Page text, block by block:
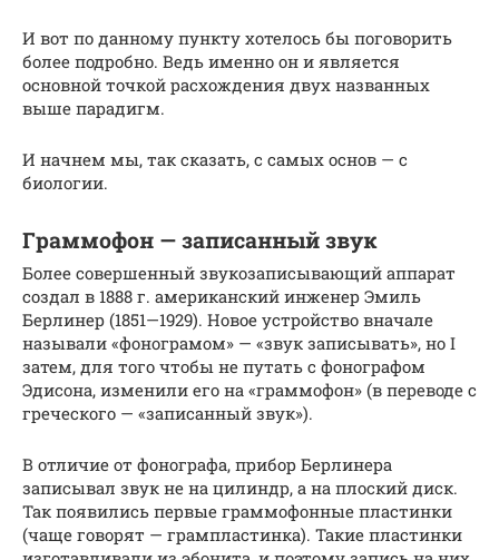
И вот по данному пункту хотелось бы поговорить
более подробно. Ведь именно он и является
основной точкой расхождения двух названных
выше парадигм.
И начнем мы, так сказать, с самых основ — с
биологии.
Граммофон — записанный звук
Более совершенный звукозаписывающий аппарат
создал в 1888 г. американский инженер Эмиль
Берлинер (1851—1929). Новое устройство вначале
называли «фонограмом» — «звук записывать», но I
затем, для того чтобы не путать с фонографом
Эдисона, изменили его на «граммофон» (в переводе с
греческого — «записанный звук»).
В отличие от фонографа, прибор Берлинера
записывал звук не на цилиндр, а на плоский диск.
Так появились первые граммофонные пластинки
(чаще говорят — грампластинка). Такие пластинки